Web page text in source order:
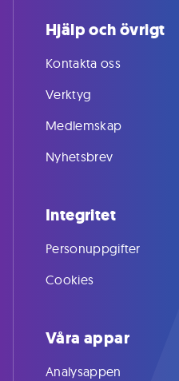
Hjälp och övrigt
Kontakta oss
Verktyg
Medlemskap
Nyhetsbrev
Integritet
Personuppgifter
Cookies
Våra appar
Analysappen